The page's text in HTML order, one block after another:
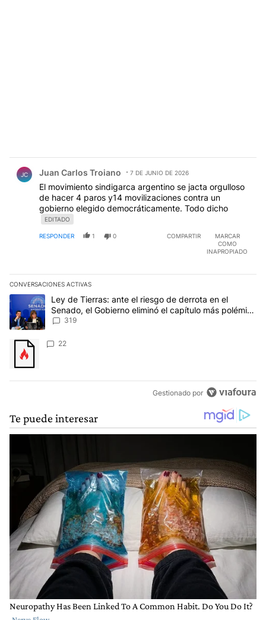
JC Juan Carlos Troiano 7 DE JUNIO DE 2026
El movimiento sindigarca argentino se jacta orgulloso
de hacer 4 paros y14 movilizaciones contra un
gobierno elegido democráticamente. Todo dicho
EDITADO
RESPONDER 1 0 COMPARTIR
MARCAR
COMO
INAPROPIADO
CONVERSACIONES ACTIVAS
Este listado muestra los artículos con más comentarios en los
Un artículo de tendencia con el título "Ley de Tierras: ante el
Ley de Tierras: ante el riesgo de derrota en el
Senado, el Gobierno eliminó el capítulo más polémico
del proyecto
319
Un artículo de tendencia con el título "" con 22 comentarios.
22
Gestionado por